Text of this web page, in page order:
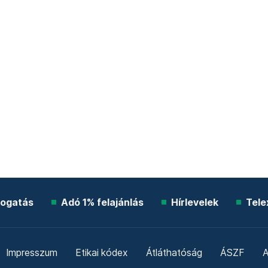
Adó 1% felajánlás Hírlevelek
Impresszum Etikai kódex Átláthatóság ÁSZF